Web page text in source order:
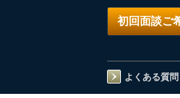
初回面談ご
よくある質問